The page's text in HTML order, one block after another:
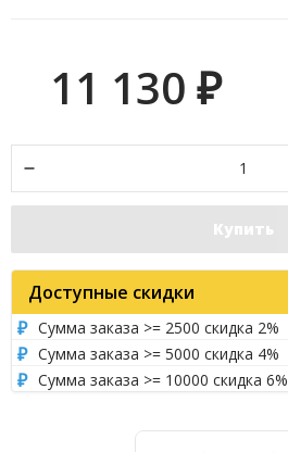
11 130 ₽
Купить
Доступные скидки
Сумма заказа >= 2500 скидка 2%
Сумма заказа >= 5000 скидка 4%
Сумма заказа >= 10000 скидка 6%